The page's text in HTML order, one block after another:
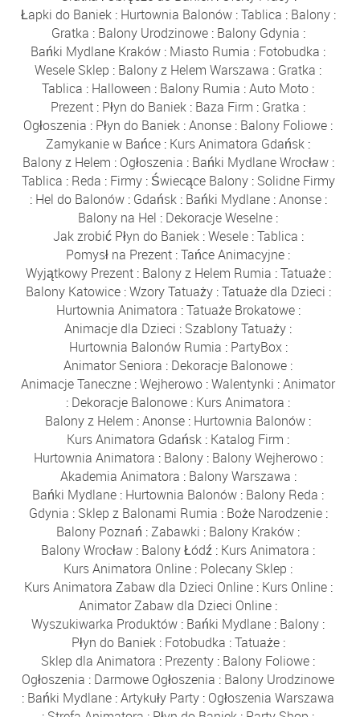
Łapki do Baniek: Hurtownia Balonów:Tablica : Balony:
Gratka : Balony Urodzinowe: Balony Gdynia :
Bańki Mydlane Kraków : Miasto Rumia : Fotobudka :
Wesele Sklep : Balony z Helem Warszawa : Gratka :
Tablica : Halloween : Balony Rumia :Auto Moto :
Prezent : Płyn do Baniek : Baza Firm : Gratka :
Ogłoszenia : Płyn do Baniek :Anonse : Balony Foliowe :
Zamykanie w Bańce : Kurs Animatora Gdańsk :
Balony z Helem : Ogłoszenia : Bańki Mydlane Wrocław:
Tablica : Reda : Firmy: Świecące Balony: Solidne Firmy
: Hel do Balonów: Gdańsk: Bańki Mydlane:Anonse:
Balony na Hel : Dekoracje Weselne :
Jak zrobić Płyn do Baniek:Wesele:Tablica :
Pomysł na Prezent :Tańce Animacyjne :
Wyjątkowy Prezent: Balony z Helem Rumia :Tatuaże:
Balony Katowice:Wzory Tatuaży:Tatuaże dla Dzieci :
Hurtownia Animatora :Tatuaże Brokatowe:
Animacje dla Dzieci : Szablony Tatuaży :
Hurtownia Balonów Rumia : PartyBox:
Animator Seniora : Dekoracje Balonowe :
Animacje Taneczne :Wejherowo :Walentynki :Animator
: Dekoracje Balonowe : Kurs Animatora :
Balony z Helem :Anonse : Hurtownia Balonów :
Kurs Animatora Gdańsk : Katalog Firm :
Hurtownia Animatora : Balony: Balony Wejherowo:
Akademia Animatora : Balony Warszawa :
Bańki Mydlane : Hurtownia Balonów : Balony Reda :
Gdynia : Sklep z Balonami Rumia : Boże Narodzenie:
Balony Poznań :Zabawki : Balony Kraków :
Balony Wrocław : Balony Łódź : Kurs Animatora :
Kurs Animatora Online : Polecany Sklep :
Kurs Animatora Zabaw dla Dzieci Online: Kurs Online:
Animator Zabaw dla Dzieci Online :
Wyszukiwarka Produktów : Bańki Mydlane : Balony :
Płyn do Baniek: Fotobudka :Tatuaże:
Sklep dla Animatora : Prezenty : Balony Foliowe :
Ogłoszenia : Darmowe Ogłoszenia : Balony Urodzinowe
: Bańki Mydlane :Artykuły Party : Ogłoszenia Warszawa